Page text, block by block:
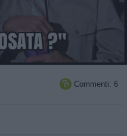
 Commenti: 6